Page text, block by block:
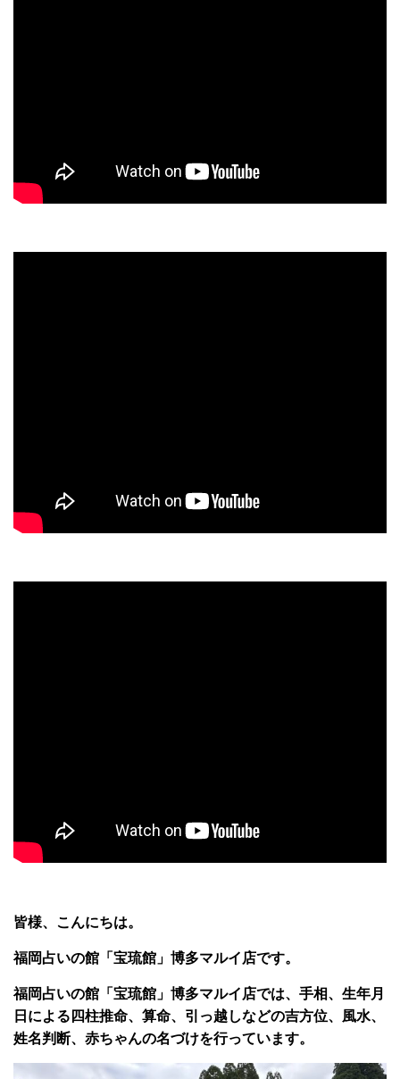
皆様、こんにちは。
福岡占いの館「宝琉館」博多マルイ店です。
福岡占いの館「宝琉館」博多マルイ店では、手相、生年月
日による四柱推命、算命、引っ越しなどの吉方位、風水、
姓名判断、赤ちゃんの名づけを行っています。